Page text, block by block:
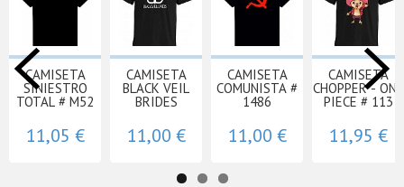
CAMISETA
SINIESTRO
TOTAL # M52
11,05 €
CAMISETA
BLACK VEIL
BRIDES
11,00 €
CAMISETA
COMUNISTA #
1486
11,00 €
CAMISETA
CHOPPER - ONE
PIECE # 113
11,95 €